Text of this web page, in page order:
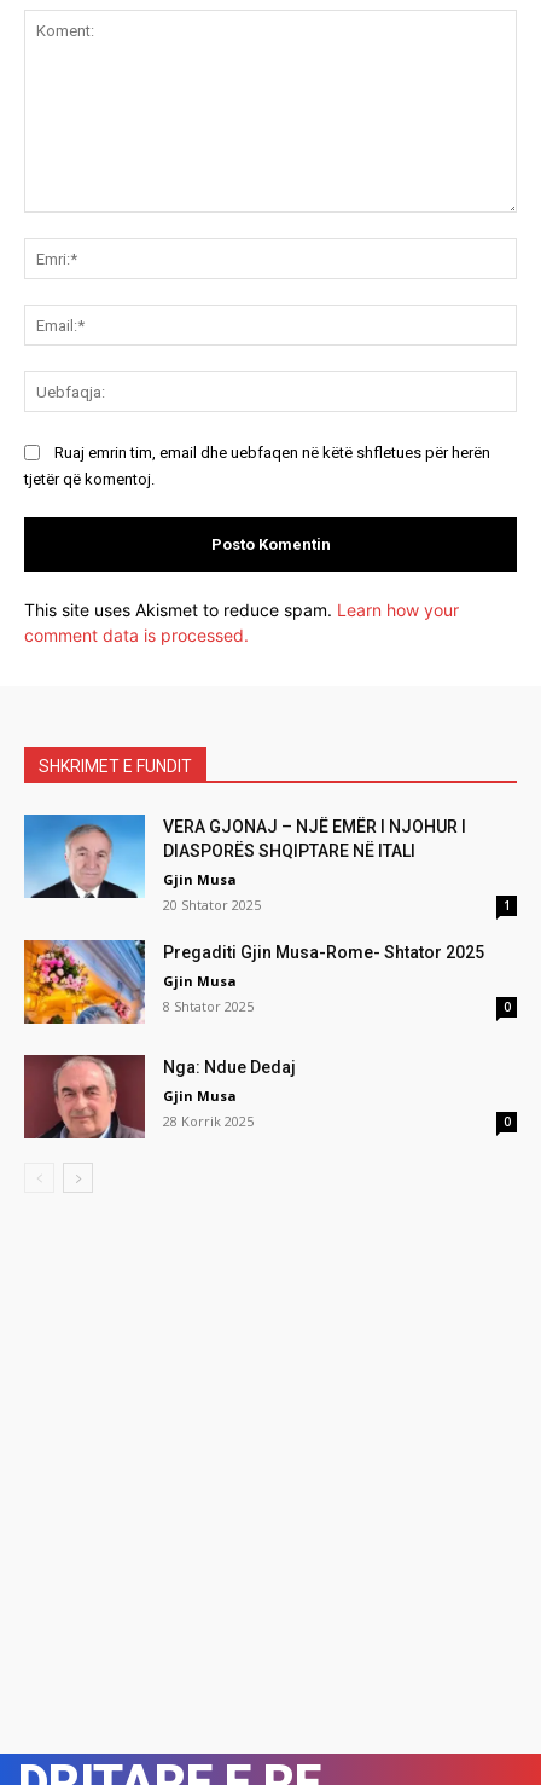
Ruaj emrin tim, email dhe uebfaqen në këtë shfletues për herën
tjetër që komentoj.
This site uses Akismet to reduce spam. Learn how your
comment data is processed.
SHKRIMET E FUNDIT
VERA GJONAJ – NJË EMËR I NJOHUR I
DIASPORËS SHQIPTARE NË ITALI
Gjin Musa
20 Shtator 2025
1
Pregaditi Gjin Musa-Rome- Shtator 2025
Gjin Musa
8 Shtator 2025
0
Nga: Ndue Dedaj
Gjin Musa
28 Korrik 2025
0